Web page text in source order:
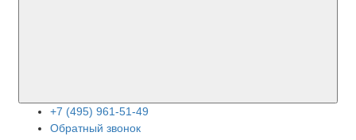
+7 (495) 961-51-49
Обратный звонок